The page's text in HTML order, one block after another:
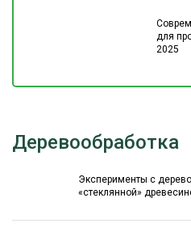
для
2025
Деревообработка
Эксперименты с
«стеклянной»